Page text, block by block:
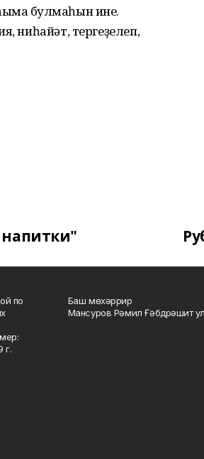
булмаһын ине.
ниһайәт, тергеҙелеп,
напитки"
по
г.
Баш мөхәррир
Мансуров Рәмил Ғәбдрәшит